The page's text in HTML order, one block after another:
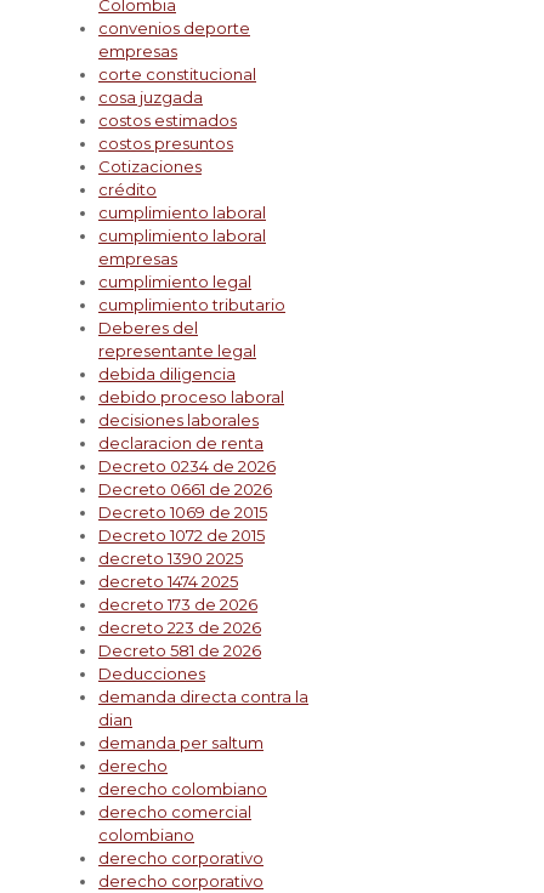
Colombia
convenios deporte
empresas
corte constitucional
cosa juzgada
costos estimados
costos presuntos
Cotizaciones
crédito
cumplimiento laboral
cumplimiento laboral
empresas
cumplimiento legal
cumplimiento tributario
Deberes del
representante legal
debida diligencia
debido proceso laboral
decisiones laborales
declaracion de renta
Decreto 0234 de 2026
Decreto 0661 de 2026
Decreto 1069 de 2015
Decreto 1072 de 2015
decreto 1390 2025
decreto 1474 2025
decreto 173 de 2026
decreto 223 de 2026
Decreto 581 de 2026
Deducciones
demanda directa contra la
dian
demanda per saltum
derecho
derecho colombiano
derecho comercial
colombiano
derecho corporativo
derecho corporativo